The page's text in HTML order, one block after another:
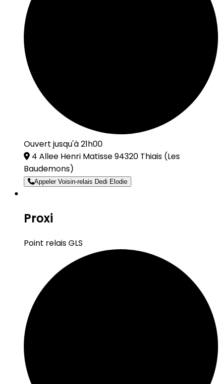
Ouvert jusqu'à 21h00
4 Allee Henri Matisse 94320 Thiais (Les
Baudemons)
Appeler Voisin-relais Dedi Elodie
Proxi
Point relais GLS